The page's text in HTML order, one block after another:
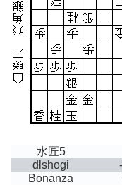
水匠5
dlshogi
Bonanza